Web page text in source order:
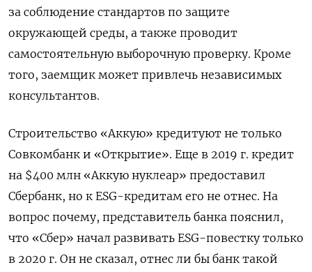
за соблюдение стандартов по защите
окружающей среды, а также проводит
самостоятельную выборочную проверку. Кроме
того, заемщик может привлечь независимых
консультантов.
Строительство «Аккую» кредитуют не только
Совкомбанк и «Открытие». Еще в 2019 г. кредит
на $400 млн «Аккую нуклеар» предоставил
Сбербанк, но к ESG-кредитам его не отнес. На
вопрос почему, представитель банка пояснил,
что «Сбер» начал развивать ESG-повестку только
в 2020 г. Он не сказал, отнес ли бы банк такой